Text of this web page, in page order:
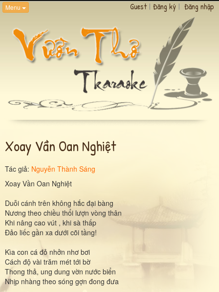
Menu Guest | Đăng ký | Đăng nhập
Xoay Vần Oan Nghiệt
Tác giả: Nguyễn Thành Sáng
Xoay Vần Oan Nghiệt
Duỗi cánh trên không hắc đại bàng
Nương theo chiều thổi lượn vòng thân
Khi nâng cao vút , khi sà thấp
Đảo liếc gần xa dưới cõi tầng!
Kìa con cá đỏ nhởn nhơ bơi
Cách độ vài trăm mét tới bờ
Thong thả, ung dung vờn nước biển
Nhịp nhàng theo sóng gợn đong đưa